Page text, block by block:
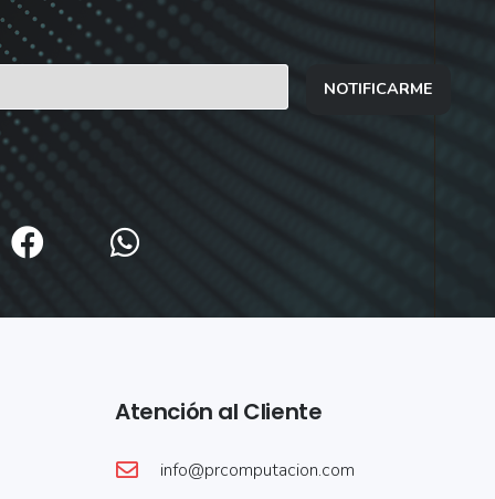
NOTIFICARME
Atención al Cliente
info@prcomputacion.com